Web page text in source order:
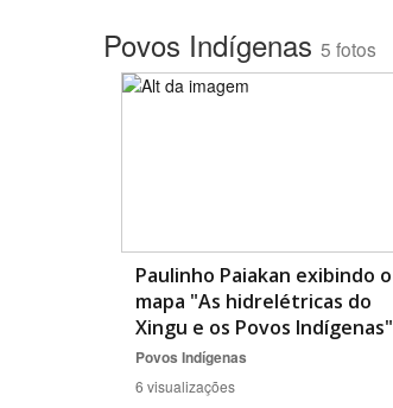
Povos Indígenas 5 fotos
Paulinho Paiakan exibindo o
mapa "As hidrelétricas do
Xingu e os Povos Indígenas"
Povos Indígenas
6 visualizações